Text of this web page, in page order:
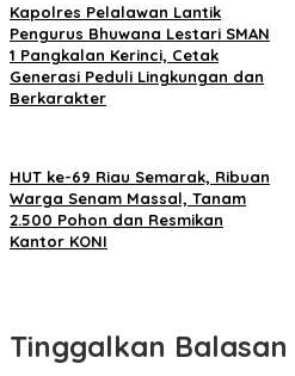
Kapolres Pelalawan Lantik
Pengurus Bhuwana Lestari SMAN
1 Pangkalan Kerinci, Cetak
Generasi Peduli Lingkungan dan
Berkarakter
HUT ke-69 Riau Semarak, Ribuan
Warga Senam Massal, Tanam
2.500 Pohon dan Resmikan
Kantor KONI
Tinggalkan Balasan